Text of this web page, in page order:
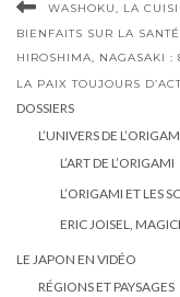
WASHOKU, LA
BIENFAITS SUR LA
HIROSHIMA, NAGASAKI :
LA PAIX TOUJOURS
DOSSIERS
L’UNIVERS DE
L’ART DE L’ORIGAMI
L’ORIGAMI ET LES
ERIC JOISEL,
LE JAPON EN VIDÉO
RÉGIONS ET PAYSAGES